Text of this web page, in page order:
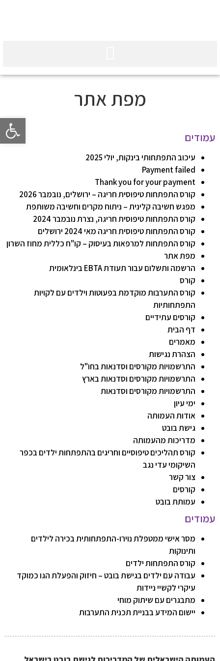
פתח
מפת אתר
עמודים
עיכוב התפתחותי בינקות, יולי 2025
Payment failed
Thank you for your payment
קורס התפתחות טיפוסית חריגה – ירושלים, נובמבר 2026
מפגש חשיבה קלינית – ניתוח מקרים וחשיבה משותפת
קורס התפתחות טיפוסית חריגה, נצרת נובמבר 2024
קורס התפתחות טיפוסית חריגה מאי 2024 ירושלים
קורס התפתחות למרפאות בעיסוק – קו"ח כללית מחוז השרון
מפת אתר
הרשמה ותשלום עבור תעודת EBTA בינלאומית
קורס
קורס התערבות מוקדמת בפעוטות וילדים עם לקויות
התפתחותיות
קורסים עתידיים
דף הבית
מאמרים
הצהרת נגישות
התרשמויות מקורסים וסדנאות בחו"ל
התרשמויות מקורסים וסדנאות בארץ
התרשמויות מקורסים וסדנאות
ימי עיון
אודות העמותה
גישת בובט
מדריכות מהעמותה
קורס תהליכים טיפוסיים וחריגים בהתפתחות ילדים בכפר
השיקומי עדי נגב
צור קשר
קורסים
עמותת בובט
עמודים
מסר אישי ממטפלת נוירו-התפתחותית בכירה לילדים
ותינוקות
קורס התפתחות ילדים
עבודה עם ילדים בגישת בובט – חיזוק והפעלת הגו כמוקד
עיקרי לקשיי ניידות
מתבגרים עם שיתוק מוחי
יישום המידע בבניית תכנית התערבות